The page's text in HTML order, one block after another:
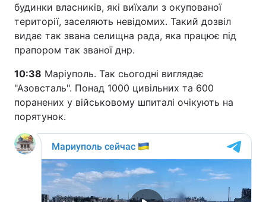
будинки власників, які виїхали з окупованої
території, заселяють невідомих. Такий дозвіл
видає так звана селищна рада, яка працює під
прапором так званої днр.
10:38 Маріуполь. Так сьогодні виглядає
"Азовсталь". Понад 1000 цивільних та 600
поранених у військовому шпиталі очікують на
порятунок.